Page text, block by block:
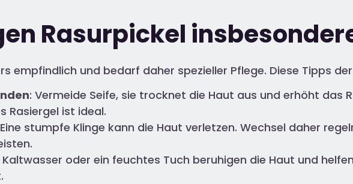
Rasurpickel
empfindlich und bedarf daher spezieller Pflege. Diese Tipps der
: Vermeide Seife, sie trocknet die Haut aus und erhöht das
Rasiergel ist ideal.
stumpfe Klinge kann die Haut verletzen. Wechsel daher
Kaltwasser oder ein feuchtes Tuch beruhigen die Haut und